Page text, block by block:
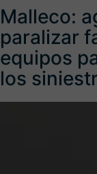
Malleco:
paralizar
equipos
los